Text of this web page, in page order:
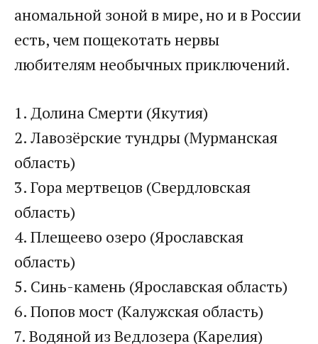
аномальной зоной в мире, но и в России
есть, чем пощекотать нервы
любителям необычных приключений.
1. Долина Смерти (Якутия)
2. Лавозёрские тундры (Мурманская
область)
3. Гора мертвецов (Свердловская
область)
4. Плещеево озеро (Ярославская
область)
5. Синь-камень (Ярославская область)
6. Попов мост (Калужская область)
7. Водяной из Ведлозера (Карелия)